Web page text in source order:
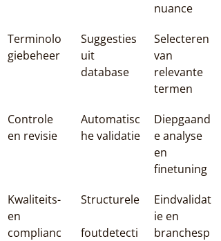
nuance
Terminolo
giebeheer
Suggesties
uit
database
Selecteren
van
relevante
termen
Controle
en revisie
Automatisc
he validatie
Diepgaand
e analyse
en
finetuning
Kwaliteits-
en
complianc
Structurele
foutdetecti
Eindvalidat
ie en
branchesp